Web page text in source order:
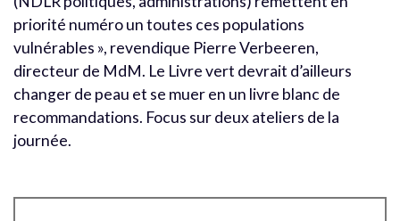
priorité numéro un toutes ces populations
vulnérables », revendique Pierre Verbeeren,
directeur de MdM. Le Livre vert devrait d’ailleurs
changer de peau et se muer en un livre blanc de
recommandations. Focus sur deux ateliers de la
journée.